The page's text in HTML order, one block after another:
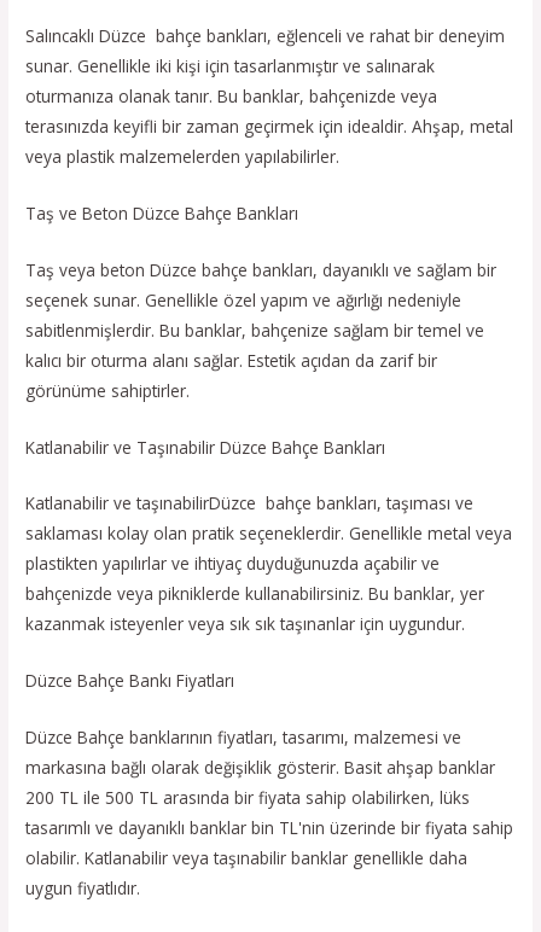
Salıncaklı Düzce bahçe bankları, eğlenceli ve rahat bir deneyim
sunar. Genellikle iki kişi için tasarlanmıştır ve salınarak
oturmanıza olanak tanır. Bu banklar, bahçenizde veya
terasınızda keyifli bir zaman geçirmek için idealdir. Ahşap, metal
veya plastik malzemelerden yapılabilirler.
Taş ve Beton Düzce Bahçe Bankları
Taş veya beton Düzce bahçe bankları, dayanıklı ve sağlam bir
seçenek sunar. Genellikle özel yapım ve ağırlığı nedeniyle
sabitlenmişlerdir. Bu banklar, bahçenize sağlam bir temel ve
kalıcı bir oturma alanı sağlar. Estetik açıdan da zarif bir
görünüme sahiptirler.
Katlanabilir ve Taşınabilir Düzce Bahçe Bankları
Katlanabilir ve taşınabilirDüzce bahçe bankları, taşıması ve
saklaması kolay olan pratik seçeneklerdir. Genellikle metal veya
plastikten yapılırlar ve ihtiyaç duyduğunuzda açabilir ve
bahçenizde veya pikniklerde kullanabilirsiniz. Bu banklar, yer
kazanmak isteyenler veya sık sık taşınanlar için uygundur.
Düzce Bahçe Bankı Fiyatları
Düzce Bahçe banklarının fiyatları, tasarımı, malzemesi ve
markasına bağlı olarak değişiklik gösterir. Basit ahşap banklar
200 TL ile 500 TL arasında bir fiyata sahip olabilirken, lüks
tasarımlı ve dayanıklı banklar bin TL'nin üzerinde bir fiyata sahip
olabilir. Katlanabilir veya taşınabilir banklar genellikle daha
uygun fiyatlıdır.